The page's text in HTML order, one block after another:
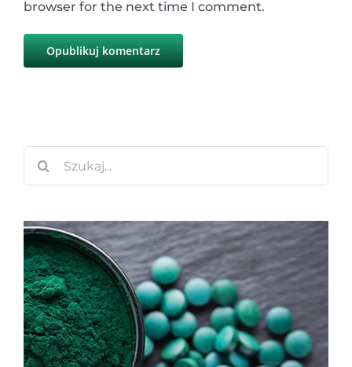
browser for the next time I comment.